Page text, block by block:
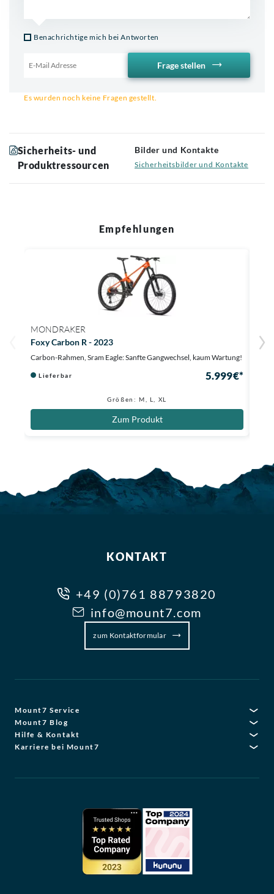
Benachrichtige mich bei Antworten
Frage stellen
Es wurden noch keine Fragen gestellt.
Sicherheits- und
Produktressourcen
Bilder und Kontakte
Sicherheitsbilder und Kontakte
Empfehlungen
MONDRAKER
Foxy Carbon R - 2023
Carbon-Rahmen, Sram Eagle: Sanfte Gangwechsel, kaum Wartung!
Lieferbar 5.999 €*
Größen: M, L, XL
Zum Produkt
KONTAKT
+49 (0)761 88793820
info@mount7.com
zum Kontaktformular
Mount7 Service
Mount7 Blog
Hilfe & Kontakt
Karriere bei Mount7